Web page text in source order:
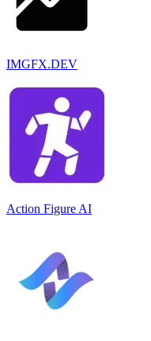
IMGFX.DEV
Action Figure AI